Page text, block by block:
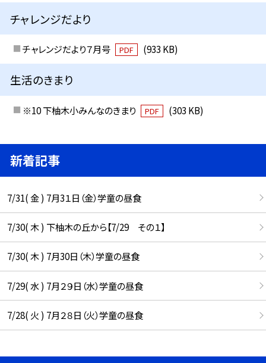
チャレンジだより
チャレンジだより７月号 PDF (933 KB)
生活のきまり
※10 下柚木小みんなのきまり PDF (303 KB)
新着記事
7/31( 金 ) 7月3１日（金）学童の昼食
7/30( 木 ) 下柚木の丘から【7/29 その１】
7/30( 木 ) 7月30日（木）学童の昼食
7/29( 水 ) 7月２９日（水）学童の昼食
7/28( 火 ) 7月２８日（火）学童の昼食